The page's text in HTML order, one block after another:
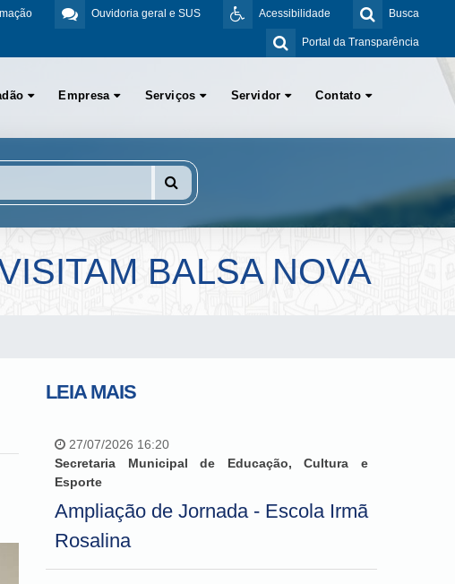
Busca
Acessibilidade
Ouvidoria geral e SUS
Portal da Transparência
Empresa Serviços Servidor Contato
BALSA NOVA
LEIA MAIS
27/07/2026 16:20
Secretaria Municipal de Educação, Cultura e
Esporte
Ampliação de Jornada - Escola Irmã
Rosalina